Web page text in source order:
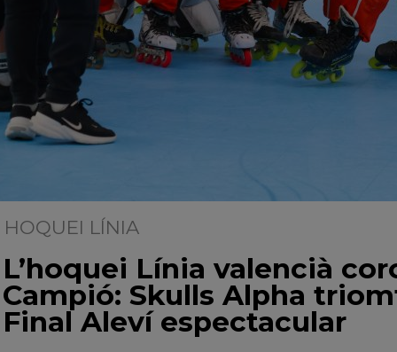
HOQUEI LÍNIA
L’hoquei Línia valencià
Campió: Skulls Alpha
Final Aleví espectacular